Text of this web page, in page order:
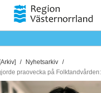
[Arkiv]
Nyhetsarkiv
praovecka på